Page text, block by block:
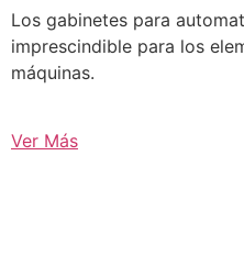
Los gabinetes para
imprescindible para los
máquinas.
Ver Más